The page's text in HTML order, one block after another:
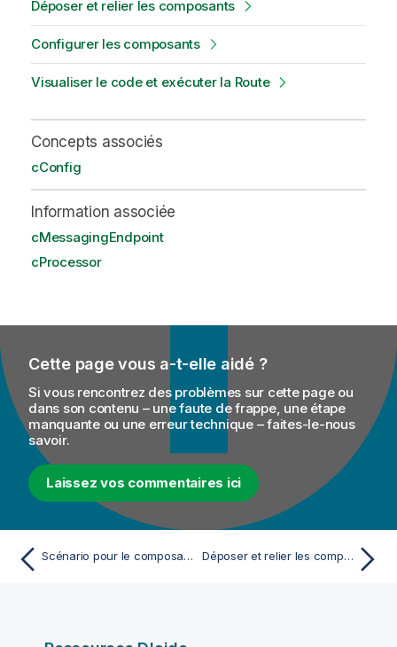
Déposer et relier les composants
Configurer les composants
Visualiser le code et exécuter la Route
Concepts associés
cConfig
Information associée
cMessagingEndpoint
cProcessor
Cette page vous a-t-elle aidé ?
Si vous rencontrez des problèmes sur cette page ou
dans son contenu – une faute de frappe, une étape
manquante ou une erreur technique – faites-le-nous
savoir.
Laissez vos commentaires ici
Scénario pour le composant CamelContext - Mediation Déposer et relier les composants